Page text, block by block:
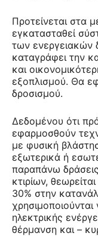
Προτείνεται στα
εγκατασταθεί
των ενεργειακών
καταγράφει την
και
εξοπλισμού. Θα
δροσισμού.
Δεδομένου ότι
εφαρμοσθούν
με φυσική
εξωτερικά ή
παραπάνω
κτιρίων,
30% στην
ηλεκτρικής
θέρμανση και –